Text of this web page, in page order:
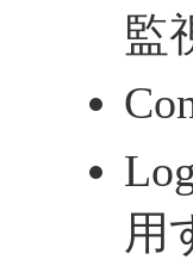
監
用